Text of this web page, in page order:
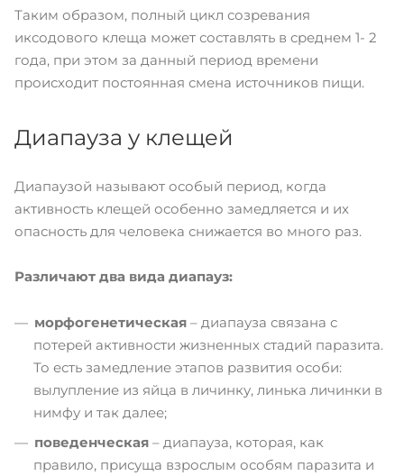
Таким образом, полный цикл созревания
иксодового клеща может составлять в среднем 1- 2
года, при этом за данный период времени
происходит постоянная смена источников пищи.
Диапауза у клещей
Диапаузой называют особый период, когда
активность клещей особенно замедляется и их
опасность для человека снижается во много раз.
Различают два вида диапауз:
морфогенетическая – диапауза связана с
потерей активности жизненных стадий паразита.
То есть замедление этапов развития особи:
вылупление из яйца в личинку, линька личинки в
нимфу и так далее;
поведенческая – диапауза, которая, как
правило, присуща взрослым особям паразита и